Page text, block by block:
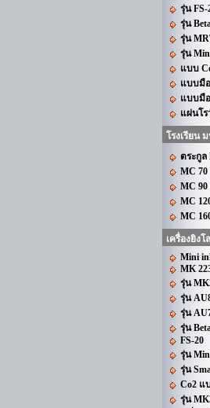
รุ่น FS-
รุ่น
รุ่น
รุ่น
แบบ
แบบมื
แบบมื
แผ่นโ
โรงเรียน
ตระกูล
MC
MC
MC
MC
เครื่องยิงโ
Mini
MK
รุ่น
รุ่น
รุ่น
รุ่น
FS-20
รุ่น
รุ่น
Co2 แ
รุ่น